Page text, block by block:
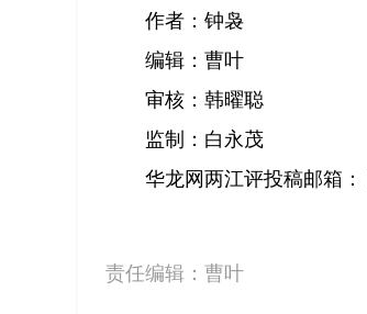
作者：钟袅
编辑：曹叶
审核：韩曜聪
监制：白永茂
华龙网两江评投稿邮箱：
责任编辑： 曹叶